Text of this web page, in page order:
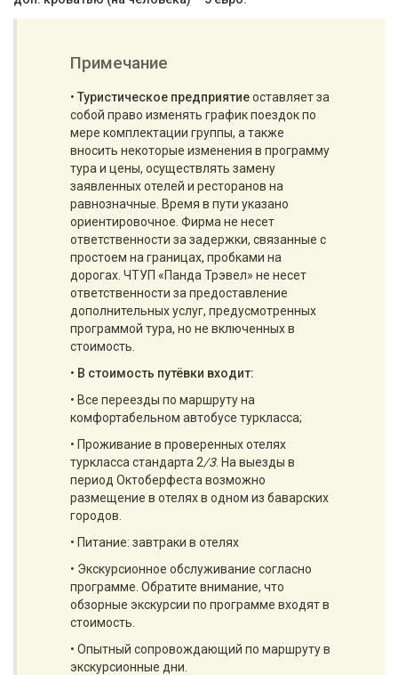
Примечание
• Туристическое предприятиеоставляет за
собой право изменять график поездок по
мере комплектации группы, а также
вносить некоторые изменения в программу
тура и цены, осуществлять замену
заявленных отелей и ресторанов на
равнозначные. Время в пути указано
ориентировочное. Фирма не несет
ответственности за задержки, связанные с
простоем на границах, пробками на
дорогах. ЧТУП «Панда Трэвел» не несет
ответственности за предоставление
дополнительных услуг, предусмотренных
программой тура, но не включенных в
стоимость.
• В стоимость путёвки входит:
• Все переезды по маршруту на
комфортабельном автобусе туркласса;
• Проживание в проверенных отелях
туркласса стандарта 2/3. На выезды в
период Октоберфеста возможно
размещение в отелях в одном из баварских
городов.
• Питание: завтраки в отелях
• Экскурсионное обслуживание согласно
программе. Обратите внимание, что
обзорные экскурсии по программе входят в
стоимость.
• Опытный сопровождающий по маршруту в
экскурсионные дни.